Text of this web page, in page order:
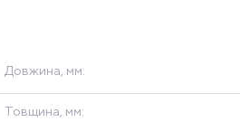
Довжина, мм:
Товщина, мм: